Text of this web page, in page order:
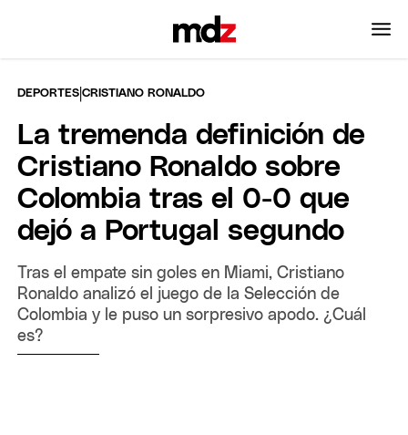
DEPORTES |CRISTIANO RONALDO
La tremenda definición de
Cristiano Ronaldo sobre
Colombia tras el 0-0 que
dejó a Portugal segundo
Tras el empate sin goles en Miami, Cristiano
Ronaldo analizó el juego de la Selección de
Colombia y le puso un sorpresivo apodo. ¿Cuál
es?